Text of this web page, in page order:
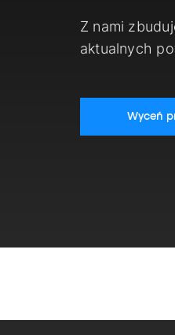
Z nami
aktualnych
Wyceń